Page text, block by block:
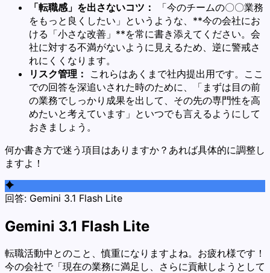
「転職感」を出さないコツ：
「今のチームの〇〇業務
をもっと良くしたい」というような、**今の会社にお
ける「小さな改善」**を常に書き添えてください。会
社に対する不満がないように見えるため、逆に警戒さ
れにくくなります。
リスク管理：
これらはあくまで社内提出用です。ここ
での回答を深追いされた時のために、「まずは目の前
の業務でしっかり成果を出して、その先の専門性を高
めたいと考えています」といつでも言えるようにして
おきましょう。
何か書き方で迷う項目はありますか？あれば具体的に調整し
ますよ！
回答: Gemini 3.1 Flash Lite
Gemini 3.1 Flash Lite
転職活動中とのこと、慎重になりますよね。お疲れ様です！
今の会社で「現在の業務に満足し、さらに貢献しようとして